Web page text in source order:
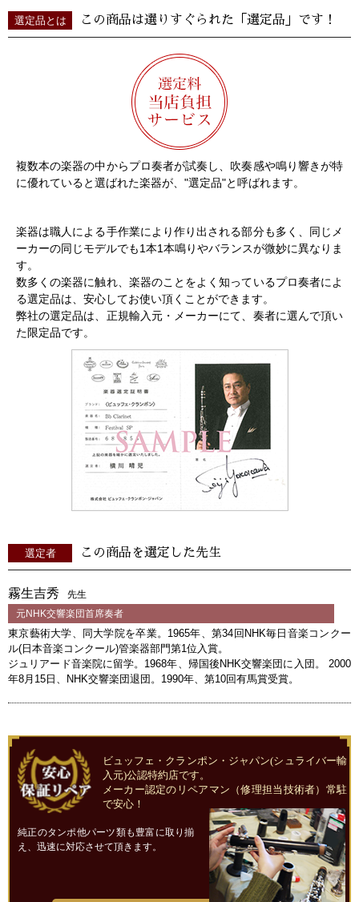
選定品とは この商品は選りすぐられた「選定品」です！
複数本の楽器の中からプロ奏者が試奏し、吹奏感や鳴り響きが特
に優れていると選ばれた楽器が、"選定品"と呼ばれます。
楽器は職人による手作業により作り出される部分も多く、同じメ
ーカーの同じモデルでも1本1本鳴りやバランスが微妙に異なりま
す。
数多くの楽器に触れ、楽器のことをよく知っているプロ奏者によ
る選定品は、安心してお使い頂くことができます。
弊社の選定品は、正規輸入元・メーカーにて、奏者に選んで頂い
た限定品です。
選定者 この商品を選定した先生
霧生吉秀
先生
元NHK交響楽団首席奏者
東京藝術大学、同大学院を卒業。1965年、第34回NHK毎日音楽コンクー
ル(日本音楽コンクール)管楽器部門第1位入賞。
ジュリアード音楽院に留学。1968年、帰国後NHK交響楽団に入団。 2000
年8月15日、NHK交響楽団退団。1990年、第10回有馬賞受賞。
ビュッフェ・クランポン・ジャパン(シュライバー輸
入元)公認特約店です。
メーカー認定のリペアマン（修理担当技術者）常駐
で安心！
純正のタンポ他パーツ類も豊富に取り揃
え、迅速に対応させて頂きます。